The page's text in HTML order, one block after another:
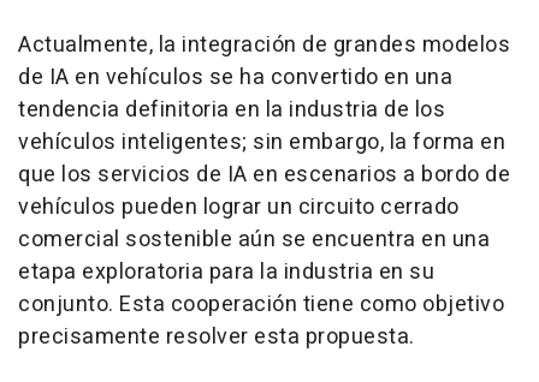
Actualmente, la integración de grandes modelos
de IA en vehículos se ha convertido en una
tendencia definitoria en la industria de los
vehículos inteligentes; sin embargo, la forma en
que los servicios de IA en escenarios a bordo de
vehículos pueden lograr un circuito cerrado
comercial sostenible aún se encuentra en una
etapa exploratoria para la industria en su
conjunto. Esta cooperación tiene como objetivo
precisamente resolver esta propuesta.